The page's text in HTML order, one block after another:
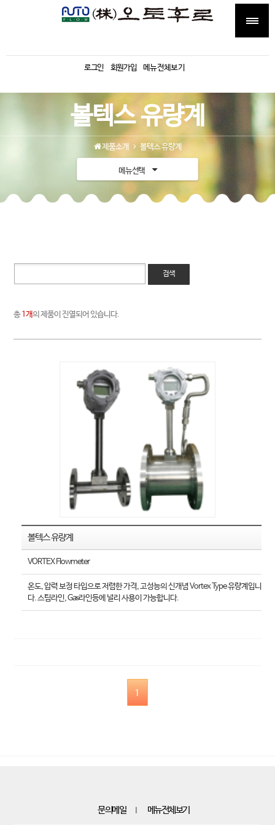
로그인 회원가입 메뉴전체보기
볼텍스 유량계
제품소개 볼텍스 유량계
메뉴선택
검색
총1개의 제품이 진열되어 있습니다.
볼텍스 유량계
VORTEX Flowmeter
온도, 압력 보정 타입으로 저렴한 가격, 고성능의 신개념 Vortex Type 유량계입니
다. 스팀라인, Gas라인등에 널리 사용이 가능합니다.
1
문의메일 메뉴전체보기